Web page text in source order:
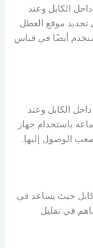
الكابل وعند
موقع العطل
أيضًا في قياس
الكابل وعند
باستخدام جهاز
الوصول إليها.
حيث يساعد في
في تقليل